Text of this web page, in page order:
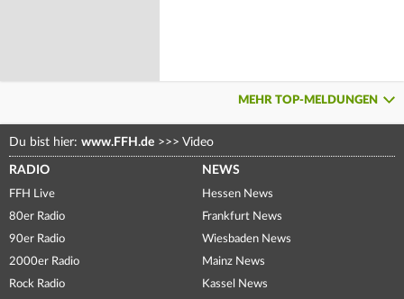
MEHR TOP-MELDUNGEN
Du bist hier: www.FFH.de >>> Video
RADIO
FFH Live
80er Radio
90er Radio
2000er Radio
Rock Radio
NEWS
Hessen News
Frankfurt News
Wiesbaden News
Mainz News
Kassel News